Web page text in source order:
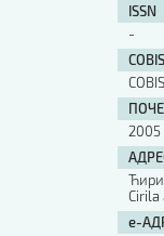
ISSN
-
2005
Cirila
е-